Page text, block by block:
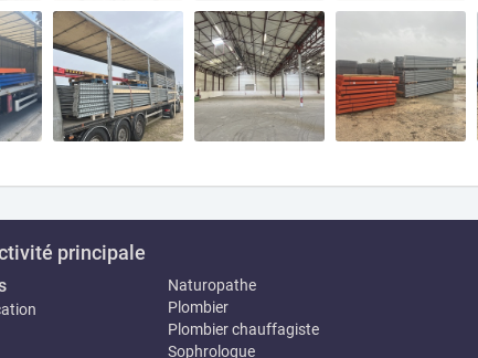
principale
Naturopathe
Plombier
Plombier chauffagiste
Sophrologue